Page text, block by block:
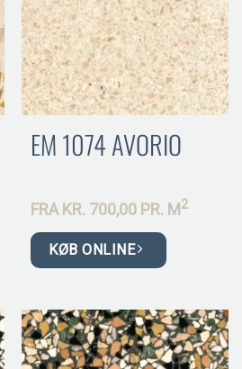
EM 1074 AVORIO
FRA KR. 700,00 PR. M 2
KØB ONLINE